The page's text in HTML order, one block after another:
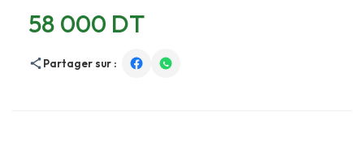
58 000 DT
Partager sur :